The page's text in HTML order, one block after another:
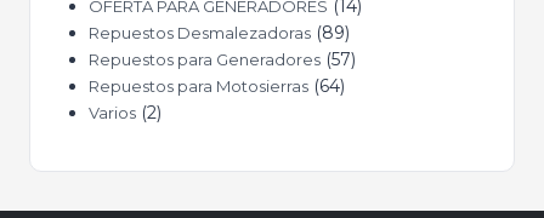
OFERTA PARA GENERADORES 14
Repuestos Desmalezadoras 89
Repuestos para Generadores 57
Repuestos para Motosierras 64
Varios 2